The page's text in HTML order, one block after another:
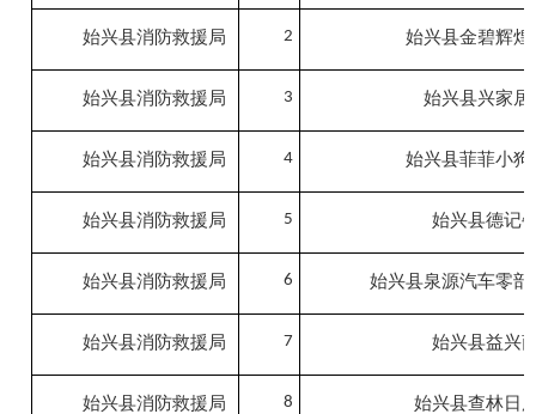
始兴县消防救援局 2 始兴县金碧辉煌
始兴县消防救援局 3 始兴县兴家居
始兴县消防救援局 4 始兴县菲菲小狗
始兴县消防救援局 5 始兴县德记
始兴县消防救援局 6 始兴县泉源汽车零部
始兴县消防救援局 7 始兴县益兴
始兴县消防救援局 8 始兴县查林日